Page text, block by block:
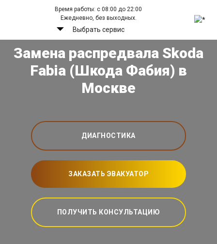
Время работы: с 08:00 до 22:00
Ежедневно, без выходных.
Выбрать сервис
Замена распредвала Skoda
Fabia (Шкода Фабия) в
Москве
ДИАГНОСТИКА
ЗАКАЗАТЬ ЭВАКУАТОР
ПОЛУЧИТЬ КОНСУЛЬТАЦИЮ